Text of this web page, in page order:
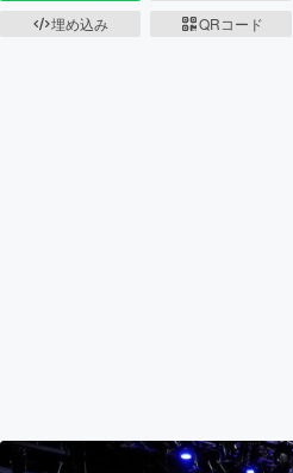
埋め込み
QRコード